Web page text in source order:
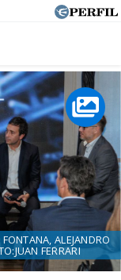
ALEJANDRO
FERRARI